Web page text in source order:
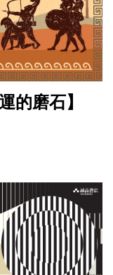
的磨石】